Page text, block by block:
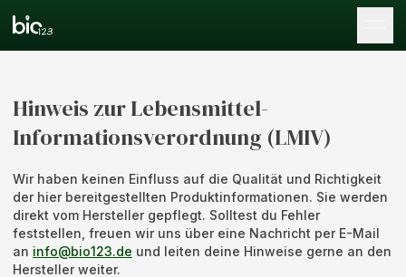
Hinweis zur Lebensmittel-
Informationsverordnung (LMIV)
Wir haben keinen Einfluss auf die Qualität und Richtigkeit
der hier bereitgestellten Produktinformationen. Sie werden
direkt vom Hersteller gepflegt. Solltest du Fehler
feststellen, freuen wir uns über eine Nachricht per E-Mail
an info@bio123.de und leiten deine Hinweise gerne an den
Hersteller weiter.